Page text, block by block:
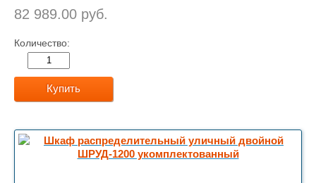
82 989.00 руб.
Количество:
Купить